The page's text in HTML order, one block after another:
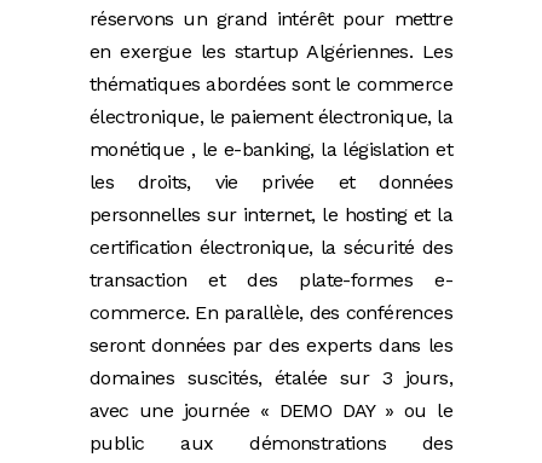
réservons un grand intérêt pour mettre
en exergue les startup Algériennes. Les
thématiques abordées sont le commerce
électronique, le paiement électronique, la
monétique , le e-banking, la législation et
les droits, vie privée et données
personnelles sur internet, le hosting et la
certification électronique, la sécurité des
transaction et des plate-formes e-
commerce. En parallèle, des conférences
seront données par des experts dans les
domaines suscités, étalée sur 3 jours,
avec une journée « DEMO DAY » ou le
public aux démonstrations des